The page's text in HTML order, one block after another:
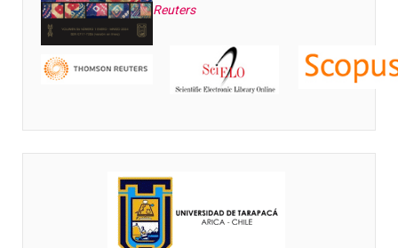
Reuters